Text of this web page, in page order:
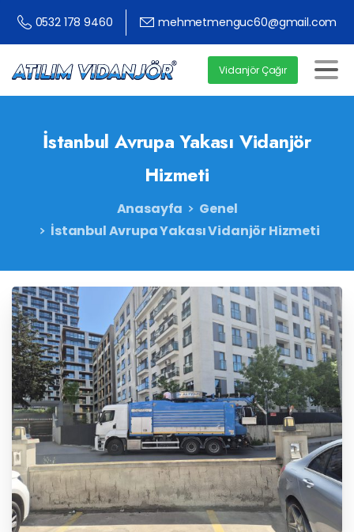
0532 178 9460 mehmetmenguc60@gmail.com
Vidanjör Çağır
İstanbul Avrupa Yakası Vidanjör
Hizmeti
Anasayfa
Genel
İstanbul Avrupa Yakası Vidanjör Hizmeti